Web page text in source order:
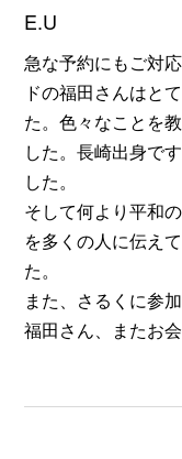
E.U
急な予約にもご対
ドの福田さんはと
た。色々なことを
した。長崎出身で
した。
そして何より平和
を多くの人に伝え
た。
また、さるくに参
福田さん、またお